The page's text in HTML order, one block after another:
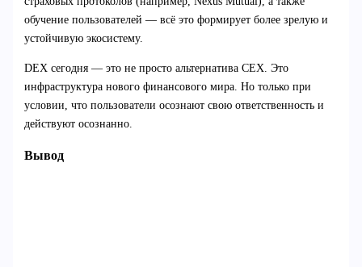
обучение пользователей — всё это формирует более зрелую и
устойчивую экосистему.
DEX сегодня — это не просто альтернатива CEX. Это
инфраструктура нового финансового мира. Но только при
условии, что пользователи осознают свою ответственность и
действуют осознанно.
Вывод